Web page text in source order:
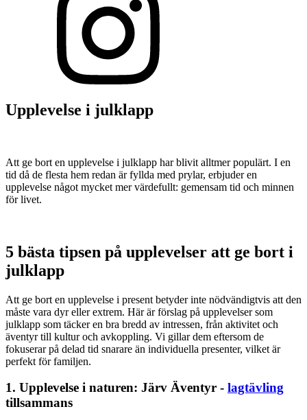
Upplevelse i julklapp
Att ge bort en upplevelse i julklapp har blivit alltmer populärt. I en
tid då de flesta hem redan är fyllda med prylar, erbjuder en
upplevelse något mycket mer värdefullt: gemensam tid och minnen
för livet.
5 bästa tipsen på upplevelser att ge bort i
julklapp
Att ge bort en upplevelse i present betyder inte nödvändigtvis att den
måste vara dyr eller extrem. Här är förslag på upplevelser som
julklapp som täcker en bra bredd av intressen, från aktivitet och
äventyr till kultur och avkoppling. Vi gillar dem eftersom de
fokuserar på delad tid snarare än individuella presenter, vilket är
perfekt för familjen.
1. Upplevelse i naturen: Järv Äventyr - lagtävling
tillsammans